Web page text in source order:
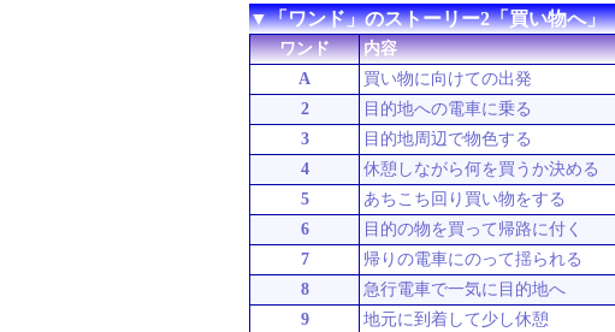
▼「ワンド」のストーリー2「買い物へ」
ワンド
内容
A
買い物に向けての出発
2
目的地への電車に乗る
3
目的地周辺で物色する
4
休憩しながら何を買うか決める
5
あちこち回り買い物をする
6
目的の物を買って帰路に付く
7
帰りの電車にのって揺られる
8
急行電車で一気に目的地へ
9
地元に到着して少し休憩